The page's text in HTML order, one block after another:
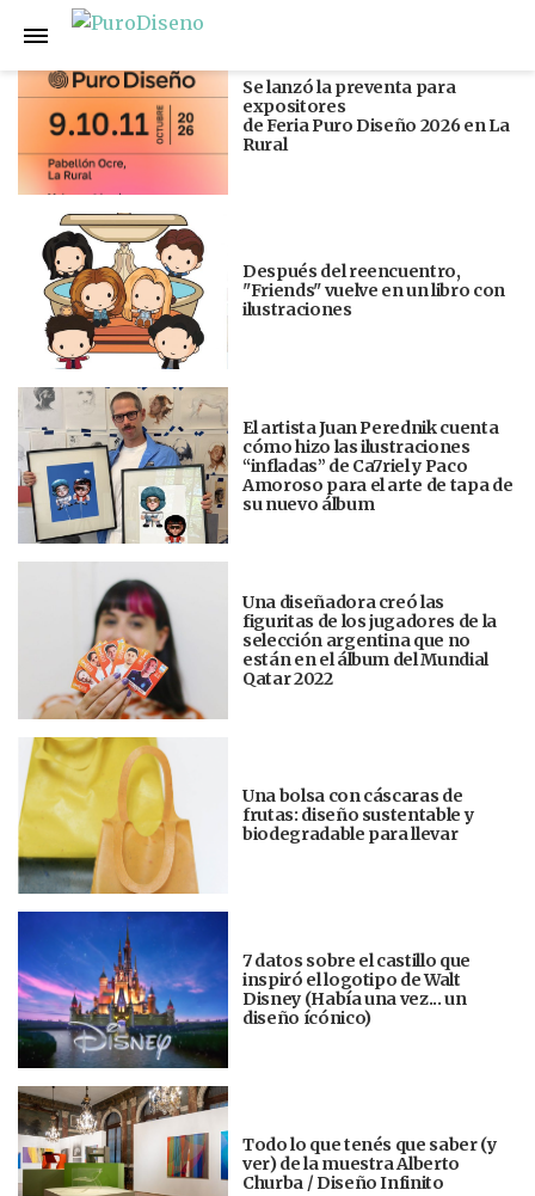
Anterior
Se lanzó la preventa para
expositores
de Feria Puro Diseño 2026 en La
Rural
Después del reencuentro,
"Friends" vuelve en un libro con
ilustraciones
El artista Juan Perednik cuenta
cómo hizo las ilustraciones
“infladas” de Ca7riel y Paco
Amoroso para el arte de tapa de
su nuevo álbum
Una diseñadora creó las
figuritas de los jugadores de la
selección argentina que no
están en el álbum del Mundial
Qatar 2022
Una bolsa con cáscaras de
frutas: diseño sustentable y
biodegradable para llevar
7 datos sobre el castillo que
inspiró el logotipo de Walt
Disney (Había una vez... un
diseño ícónico)
Todo lo que tenés que saber (y
ver) de la muestra Alberto
Churba / Diseño Infinito
Siguiente